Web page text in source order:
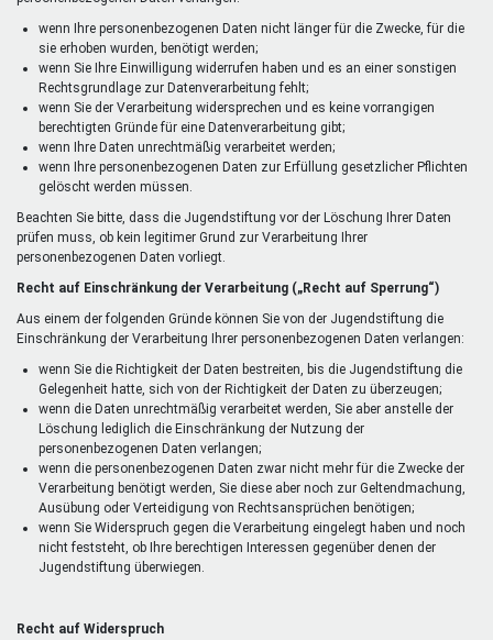
wenn Ihre personenbezogenen Daten nicht länger für die Zwecke, für die
sie erhoben wurden, benötigt werden;
wenn Sie Ihre Einwilligung widerrufen haben und es an einer sonstigen
Rechtsgrundlage zur Datenverarbeitung fehlt;
wenn Sie der Verarbeitung widersprechen und es keine vorrangigen
berechtigten Gründe für eine Datenverarbeitung gibt;
wenn Ihre Daten unrechtmäßig verarbeitet werden;
wenn Ihre personenbezogenen Daten zur Erfüllung gesetzlicher Pflichten
gelöscht werden müssen.
Beachten Sie bitte, dass die Jugendstiftung vor der Löschung Ihrer Daten
prüfen muss, ob kein legitimer Grund zur Verarbeitung Ihrer
personenbezogenen Daten vorliegt.
Recht auf Einschränkung der Verarbeitung („Recht auf Sperrung“)
Aus einem der folgenden Gründe können Sie von der Jugendstiftung die
Einschränkung der Verarbeitung Ihrer personenbezogenen Daten verlangen:
wenn Sie die Richtigkeit der Daten bestreiten, bis die Jugendstiftung die
Gelegenheit hatte, sich von der Richtigkeit der Daten zu überzeugen;
wenn die Daten unrechtmäßig verarbeitet werden, Sie aber anstelle der
Löschung lediglich die Einschränkung der Nutzung der
personenbezogenen Daten verlangen;
wenn die personenbezogenen Daten zwar nicht mehr für die Zwecke der
Verarbeitung benötigt werden, Sie diese aber noch zur Geltendmachung,
Ausübung oder Verteidigung von Rechtsansprüchen benötigen;
wenn Sie Widerspruch gegen die Verarbeitung eingelegt haben und noch
nicht feststeht, ob Ihre berechtigen Interessen gegenüber denen der
Jugendstiftung überwiegen.
Recht auf Widerspruch